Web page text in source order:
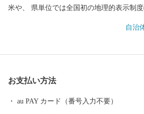
米や、 県単位では全国初の地理的表示制度
しい逸品も自慢です。 また、最上川舟運
も目白押しです。 そんな山形県への旅を一
が温泉です。山形県は、全ての市町村に温
自治
お支払い方法
au PAY カード（番号入力不要）